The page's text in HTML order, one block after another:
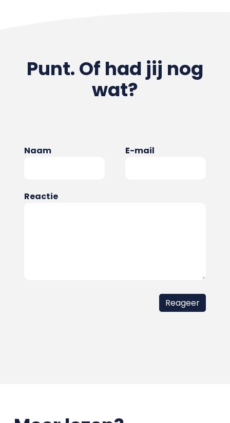
Punt. Of had jij nog
wat?
Naam E-mail
Reactie